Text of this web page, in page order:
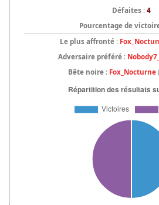
Défaites : 4
Pourcentage de
Le plus affronté :
Adversaire préféré :
Bête noire : Fox_Nocturne